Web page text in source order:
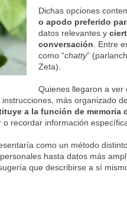
Dichas opciones
o apodo preferido
datos relevantes y
conversación . Entre
como “chatty”
Zeta).
Quienes llegaron a ver
más organizado
a la función de memoria
recordar información
como un método
hasta datos más
que describirse a sí